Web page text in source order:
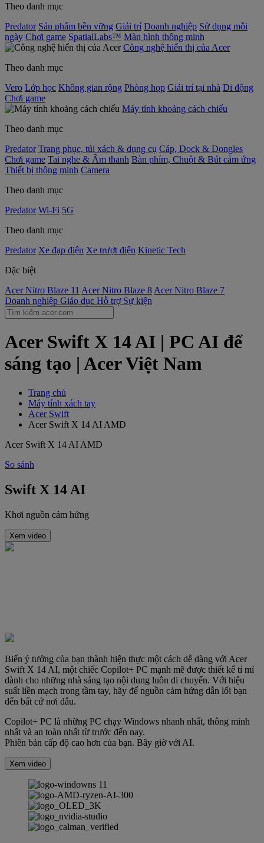
Theo danh mục
Predator Sản phẩm bền vững Giải trí Doanh nghiệp Sử dụng mỗi
ngày Chơi game SpatialLabs™ Màn hình thông minh
Công nghệ hiển thị của Acer
Theo danh mục
Vero Lớp học Không gian rộng Phòng họp Giải trí tại nhà Di động
Chơi game
Máy tính khoảng cách chiếu
Theo danh mục
Predator Trang phục, túi xách & dụng cụ Cáp, Dock & Dongles
Chơi game Tai nghe & Âm thanh Bàn phím, Chuột & Bút cảm ứng
Thiết bị thông minh Camera
Theo danh mục
Predator Wi-Fi 5G
Theo danh mục
Predator Xe đạp điện Xe trượt điện Kinetic Tech
Đặc biệt
Acer Nitro Blaze 11 Acer Nitro Blaze 8 Acer Nitro Blaze 7
Doanh nghiệp Giáo dục Hỗ trợ Sự kiện
Acer Swift X 14 AI | PC AI để
sáng tạo | Acer Việt Nam
Trang chủ
Máy tính xách tay
Acer Swift
Acer Swift X 14 AI AMD
Acer Swift X 14 AI AMD
So sánh
Swift X 14 AI
Khơi nguồn cảm hứng
Xem video
Biến ý tưởng của bạn thành hiện thực một cách dễ dàng với Acer
Swift X 14 AI, một chiếc Copilot+ PC mạnh mẽ được thiết kế tỉ mỉ
dành cho những nhà sáng tạo nội dung luôn di chuyển. Với hiệu
suất liền mạch trong tầm tay, hãy để nguồn cảm hứng dẫn lối bạn
đến bất cứ nơi đâu.
Copilot+ PC là những PC chạy Windows nhanh nhất, thông minh
nhất và an toàn nhất từ ​​trước đến nay.
Phiên bản cấp độ cao hơn của bạn. Bây giờ với AI.
Xem video